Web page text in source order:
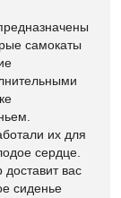
самокаты
их для
сердце.
доставит вас
сиденье